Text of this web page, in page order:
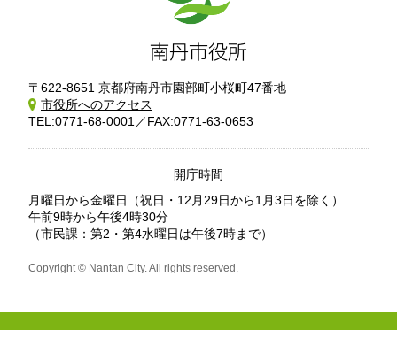
〒622-8651 京都府南丹市園部町小桜町47番地
市役所へのアクセス
TEL:0771-68-0001／FAX:0771-63-0653
開庁時間
月曜日から金曜日
（祝日・12月29日から1月3日を除く）
午前9時から午後4時30分
（市民課：第2・第4水曜日は午後7時まで）
Copyright © Nantan City. All rights reserved.